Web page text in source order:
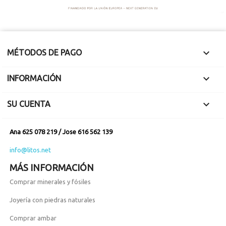
MÉTODOS DE PAGO 
INFORMACIÓN 
SU CUENTA 
Ana 625 078 219 / Jose 616 562 139
info@litos.net
MÁS INFORMACIÓN
Comprar minerales y fósiles
Joyería con piedras naturales
Comprar ambar